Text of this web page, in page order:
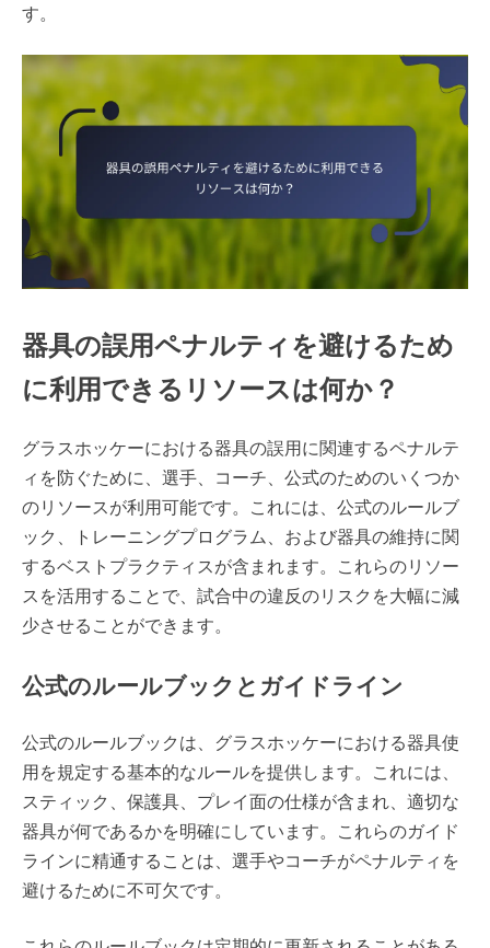
す。
器具の誤用ペナルティを避けるため
に利用できるリソースは何か？
グラスホッケーにおける器具の誤用に関連するペナルテ
ィを防ぐために、選手、コーチ、公式のためのいくつか
のリソースが利用可能です。これには、公式のルールブ
ック、トレーニングプログラム、および器具の維持に関
するベストプラクティスが含まれます。これらのリソー
スを活用することで、試合中の違反のリスクを大幅に減
少させることができます。
公式のルールブックとガイドライン
公式のルールブックは、グラスホッケーにおける器具使
用を規定する基本的なルールを提供します。これには、
スティック、保護具、プレイ面の仕様が含まれ、適切な
器具が何であるかを明確にしています。これらのガイド
ラインに精通することは、選手やコーチがペナルティを
避けるために不可欠です。